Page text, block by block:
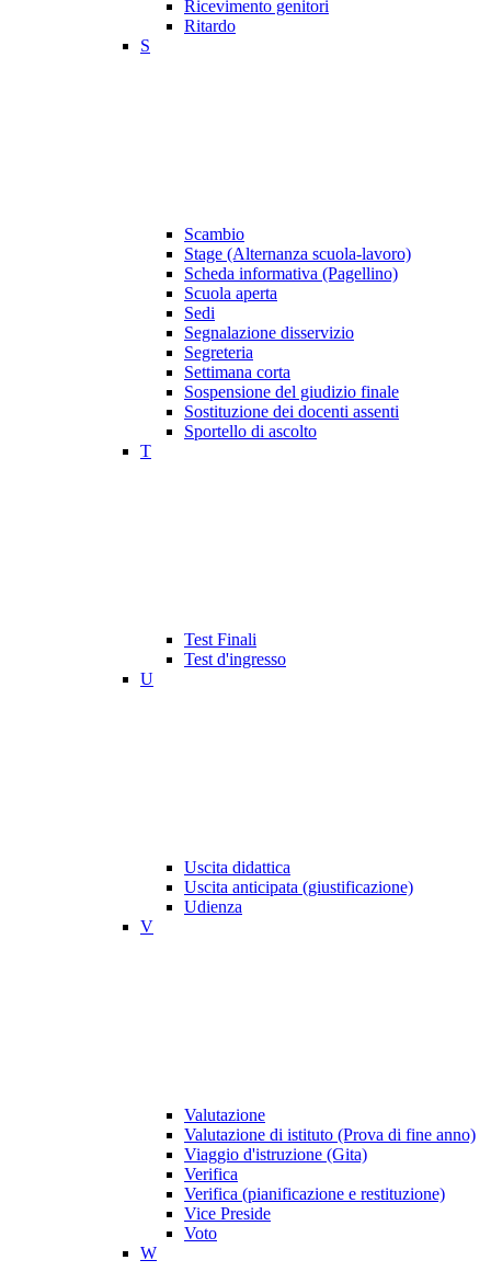
Ricevimento genitori
Ritardo
S
Scambio
Stage (Alternanza scuola-lavoro)
Scheda informativa (Pagellino)
Scuola aperta
Sedi
Segnalazione disservizio
Segreteria
Settimana corta
Sospensione del giudizio finale
Sostituzione dei docenti assenti
Sportello di ascolto
T
Test Finali
Test d'ingresso
U
Uscita didattica
Uscita anticipata (giustificazione)
Udienza
V
Valutazione
Valutazione di istituto (Prova di fine anno)
Viaggio d'istruzione (Gita)
Verifica
Verifica (pianificazione e restituzione)
Vice Preside
Voto
W